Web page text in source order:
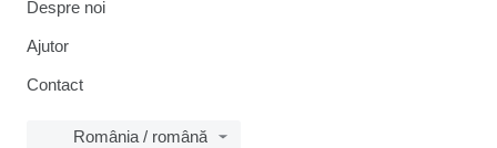
Despre noi
Ajutor
Contact
România / română